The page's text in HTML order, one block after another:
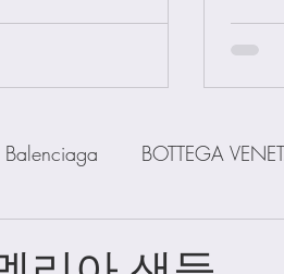
Balenciaga BOTTEGA